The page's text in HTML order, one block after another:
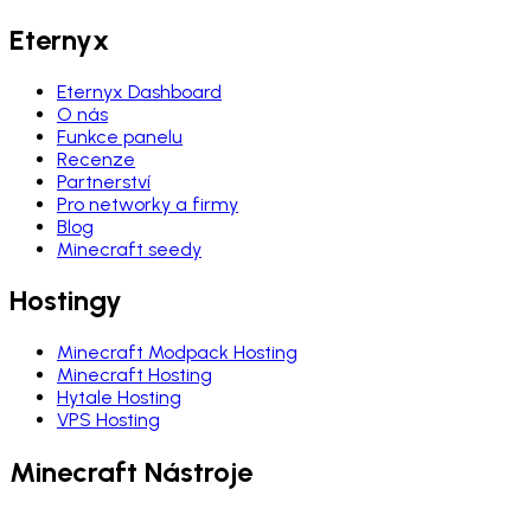
Eternyx
Eternyx Dashboard
O nás
Funkce panelu
Recenze
Partnerství
Pro networky a firmy
Blog
Minecraft seedy
Hostingy
Minecraft Modpack Hosting
Minecraft Hosting
Hytale Hosting
VPS Hosting
Minecraft Nástroje